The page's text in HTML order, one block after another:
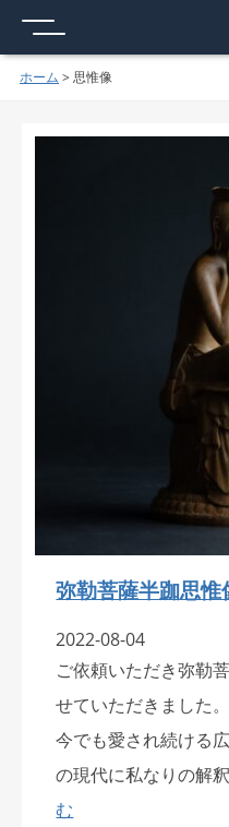
ホーム > 思惟像
弥勒菩薩半跏思
2022-08-04
ご依頼いただき弥勒
せていただきました
今でも愛され続ける
の現代に私なりの解
む